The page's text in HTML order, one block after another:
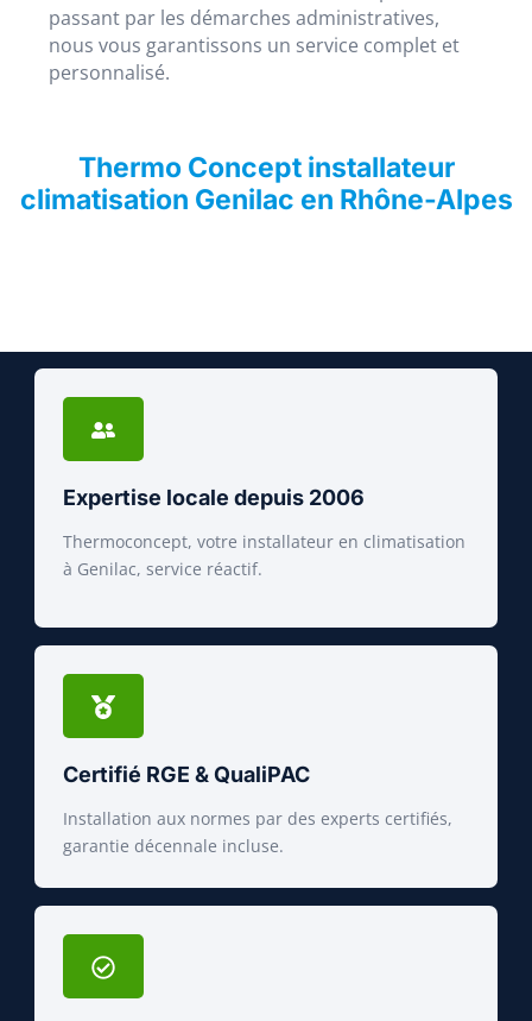
passant par les démarches administratives,
nous vous garantissons un service complet et
personnalisé.
Thermo Concept installateur
climatisation Genilac en Rhône-Alpes
Expertise locale depuis 2006
Thermoconcept, votre installateur en climatisation
à Genilac, service réactif.
Certifié RGE & QualiPAC
Installation aux normes par des experts certifiés,
garantie décennale incluse.